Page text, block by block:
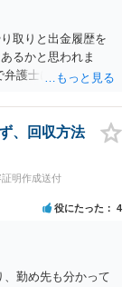
取りと出金履歴を
るかと思われま
護士に個別相談さ
、回収方法
明作成送付
役にたった 4
勤め先も分かって